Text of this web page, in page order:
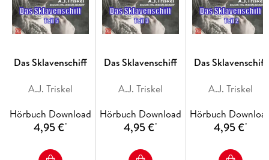
Bei seiner täglichen Sichtung der Nachrichten stößt Roger
auf eine Versteigerung, die ihn dazu bewegt, aus der
Die Ausbildung der Sklavinnen.
Das Sklavenschiff
A.J. Triskel
Hörbuch Download
4,95 €*
Das Sklavenschiff
A.J. Triskel
Hörbuch Download
4,95 €*
Das Sklavenschiff
A.J. Triskel
Hörbuch
4,95 €*